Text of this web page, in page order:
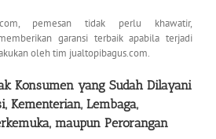
pemesan tidak perlu khawatir,
garansi terbaik apabila terjadi
oleh tim jualtopibagus.com.
Konsumen yang Sudah Dilayani
Kementerian, Lembaga,
maupun Perorangan